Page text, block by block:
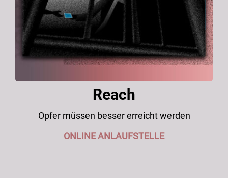
Reach
Opfer müssen besser erreicht werden
ONLINE ANLAUFSTELLE